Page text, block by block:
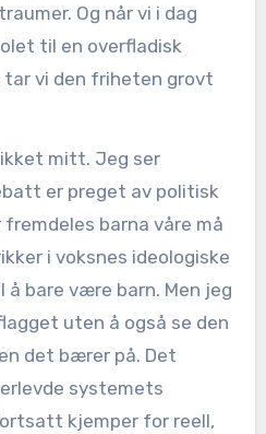
Og når vi i dag
til en overfladisk
tar vi den friheten grovt
mitt. Jeg ser
er preget av politisk
barna våre må
i voksnes ideologiske
å bare være barn. Men jeg
uten å også se den
det bærer på. Det
systemets
kjemper for reell,